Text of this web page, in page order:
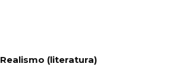
Realismo (literatura)